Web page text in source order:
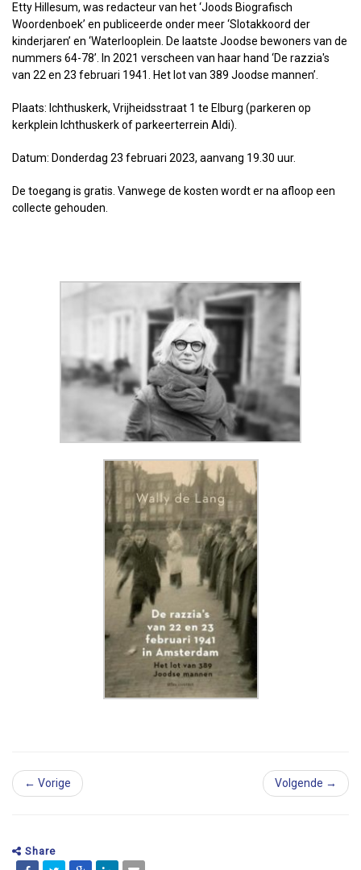
Etty Hillesum, was redacteur van het ‘Joods Biografisch
Woordenboek’ en publiceerde onder meer ‘Slotakkoord der
kinderjaren’ en ‘Waterlooplein. De laatste Joodse bewoners van de
nummers 64-78’. In 2021 verscheen van haar hand ‘De razzia's
van 22 en 23 februari 1941. Het lot van 389 Joodse mannen’.
Plaats: Ichthuskerk, Vrijheidsstraat 1 te Elburg (parkeren op
kerkplein Ichthuskerk of parkeerterrein Aldi).
Datum: Donderdag 23 februari 2023, aanvang 19.30 uur.
De toegang is gratis. Vanwege de kosten wordt er na afloop een
collecte gehouden.
← Vorige Volgende →
Share